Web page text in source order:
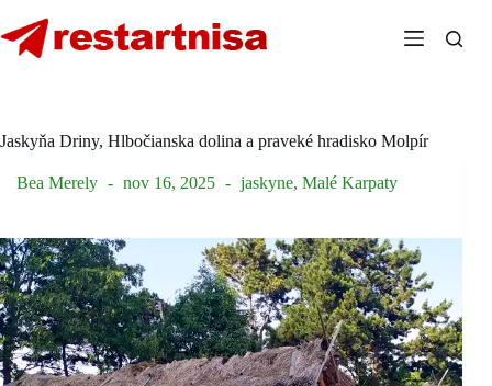
to
content
Jaskyňa Driny, Hlbočianska dolina a praveké hradisko Molpír
Bea Merely nov 16, 2025 jaskyne, Malé Karpaty